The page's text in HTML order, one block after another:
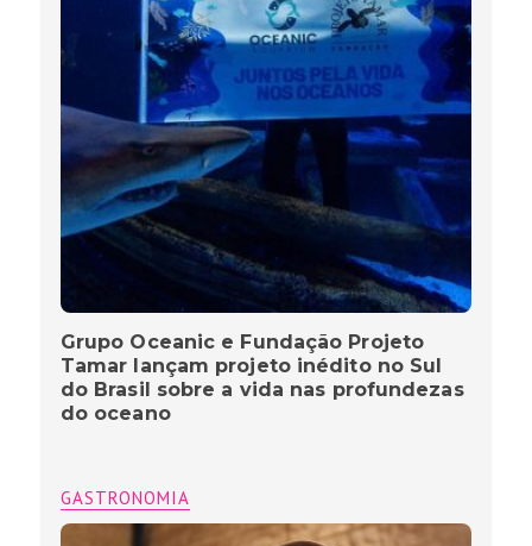
Grupo Oceanic e Fundação Projeto
Tamar lançam projeto inédito no Sul
do Brasil sobre a vida nas profundezas
do oceano
GASTRONOMIA